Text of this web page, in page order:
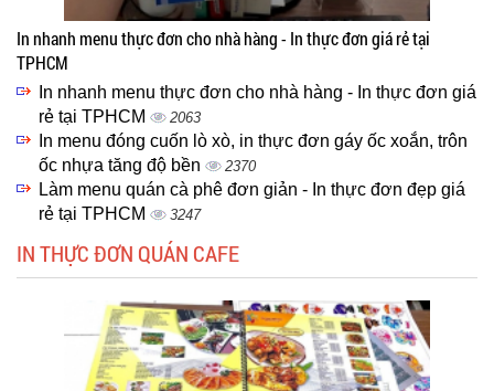
In nhanh menu thực đơn cho nhà hàng - In thực đơn giá rẻ tại
TPHCM
In nhanh menu thực đơn cho nhà hàng - In thực đơn giá
rẻ tại TPHCM
2063
In menu đóng cuốn lò xò, in thực đơn gáy ốc xoắn, trôn
ốc nhựa tăng độ bền
2370
Làm menu quán cà phê đơn giản - In thực đơn đẹp giá
rẻ tại TPHCM
3247
IN THỰC ĐƠN QUÁN CAFE